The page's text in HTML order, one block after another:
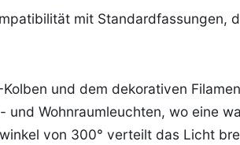
mit Standardfassungen,
und dem dekorativen
und Wohnraumleuchten, wo eine
von 300° verteilt das Licht